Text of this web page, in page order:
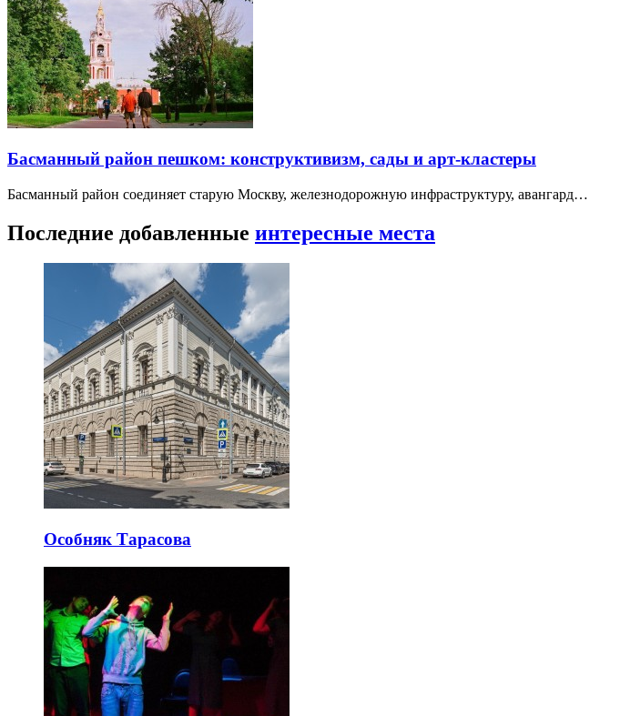
Басманный район пешком: конструктивизм, сады и арт-кластеры
Басманный район соединяет старую Москву, железнодорожную инфраструктуру, авангард…
Последние добавленные интересные места
Особняк Тарасова